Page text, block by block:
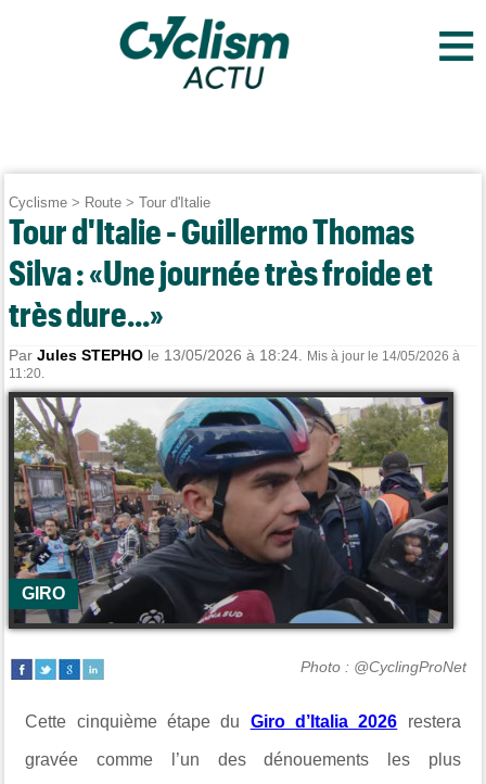
≡
Cyclisme > Route >Tour d'Italie
Tour d'Italie - Guillermo Thomas
Silva : «Une journée très froide et
très dure...»
ParJules STEPHO le 13/05/2026 à 18:24.
Mis à jour le 14/05/2026 à
11:20.
GIRO
Photo : @CyclingProNet
Cette cinquième étape du Giro d’Italia 2026 restera
gravée comme l’un des dénouements les plus